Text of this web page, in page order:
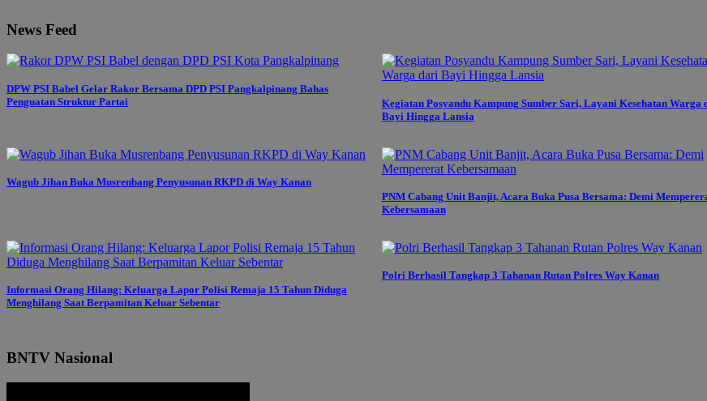
News Feed
DPW PSI Babel Gelar Rakor Bersama DPD PSI Pangkalpinang Bahas
Penguatan Struktur Partai
Kegiatan Posyandu Kampung Sumber Sari, Layani Kesehatan Warga
Bayi Hingga Lansia
Wagub Jihan Buka Musrenbang Penyusunan RKPD di Way Kanan
PNM Cabang Unit Banjit, Acara Buka Pusa Bersama: Demi
Kebersamaan
Informasi Orang Hilang: Keluarga Lapor Polisi Remaja 15 Tahun Diduga
Menghilang Saat Berpamitan Keluar Sebentar
Polri Berhasil Tangkap 3 Tahanan Rutan Polres Way Kanan
BNTV Nasional